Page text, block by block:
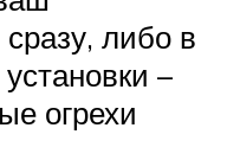
сразу, либо в
–
огрехи